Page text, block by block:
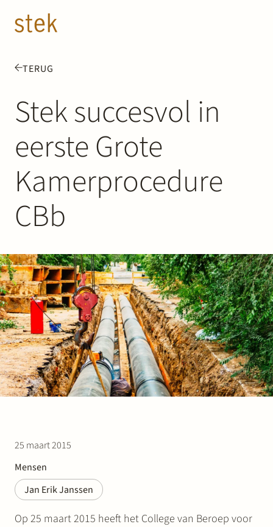
TERUG
Stek succesvol in
eerste Grote
Kamerprocedure
CBb
25 maart 2015
Mensen
Jan Erik Janssen
Op 25 maart 2015 heeft het College van Beroep voor
Mensen
Expertise
Over ons
Track record
News & Insights
Contact
Werken bij Stek